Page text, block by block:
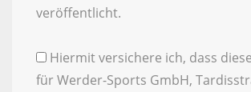
veröffentlicht.
Hiermit versichere ich, dass
für Werder-Sports GmbH,